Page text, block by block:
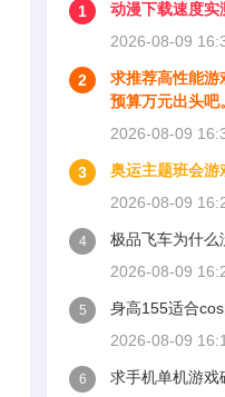
1
动漫下载速度实
2026-08-09
2
求推荐高性能游
预算万元出头吧。
2026-08-09
3
奥运主题班会游
2026-08-09
4
极品飞车为什么
2026-08-09
5
身高155适合
2026-08-09
6
求手机单机游戏